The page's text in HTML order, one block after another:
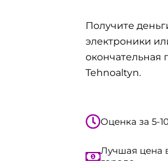
Получите
электроники
Tehnoaltyn.
Оценка за 5-
Лучшая цена